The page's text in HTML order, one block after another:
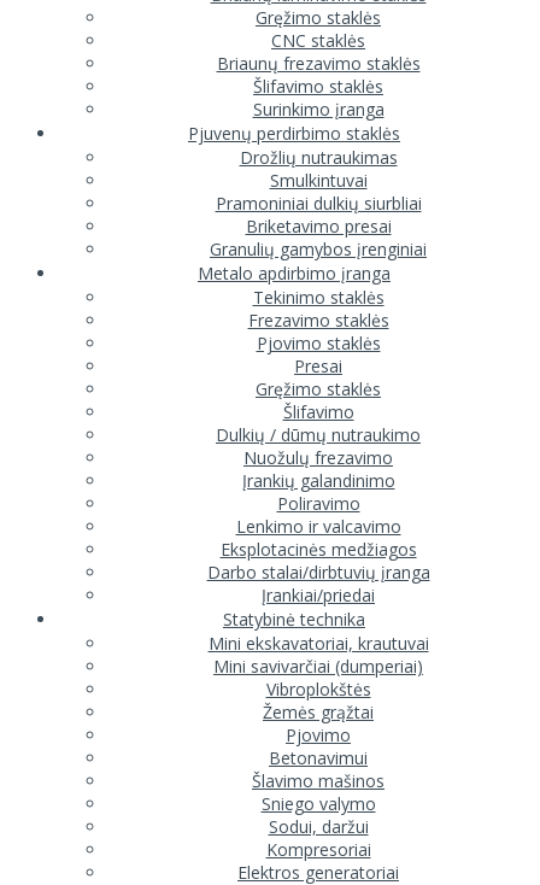
Gręžimo staklės
CNC staklės
Briaunų frezavimo staklės
Šlifavimo staklės
Surinkimo įranga
Pjuvenų perdirbimo staklės
Drožlių nutraukimas
Smulkintuvai
Pramoniniai dulkių siurbliai
Briketavimo presai
Granulių gamybos įrenginiai
Metalo apdirbimo įranga
Tekinimo staklės
Frezavimo staklės
Pjovimo staklės
Presai
Gręžimo staklės
Šlifavimo
Dulkių / dūmų nutraukimo
Nuožulų frezavimo
Įrankių galandinimo
Poliravimo
Lenkimo ir valcavimo
Eksplotacinės medžiagos
Darbo stalai/dirbtuvių įranga
Įrankiai/priedai
Statybinė technika
Mini ekskavatoriai, krautuvai
Mini savivarčiai (dumperiai)
Vibroplokštės
Žemės grąžtai
Pjovimo
Betonavimui
Šlavimo mašinos
Sniego valymo
Sodui, daržui
Kompresoriai
Elektros generatoriai